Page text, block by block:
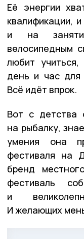
Её энергии
квалификации,
и на
велосипедным
любит
день и час для
Всё идёт впрок.
Вот с детства
на рыбалку,
умения она
фестиваля на
бренд
фестиваль
и
И желающих